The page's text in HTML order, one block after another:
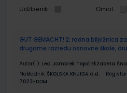
Udžbenik Omot
GUT GEMACHT! 2; radna bilježnica
drugome razredu osnovne škole,
Autor(i): Lea Jambrek Topić Elizabeta
Nakladnik: ŠKOLSKA KNJIGA d.d.
7023-DOM